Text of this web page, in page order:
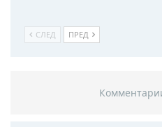
СЛЕД ПРЕД